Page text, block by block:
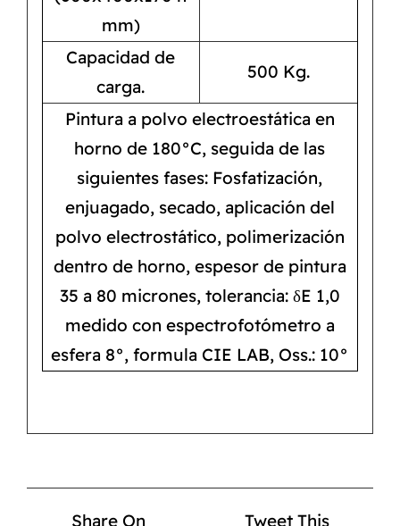
mm)
Capacidad de
carga.
500 Kg.
Pintura a polvo electroestática en
horno de 180°C, seguida de las
siguientes fases: Fosfatización,
enjuagado, secado, aplicación del
polvo electrostático, polimerización
dentro de horno, espesor de pintura
35 a 80 micrones, tolerancia: δE 1,0
medido con espectrofotómetro a
esfera 8°, formula CIE LAB, Oss.: 10°
Share On
Tweet This